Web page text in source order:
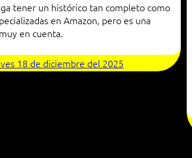
tener un histórico tan completo como
en Amazon, pero es una
en cuenta.
18 de diciembre del 2025